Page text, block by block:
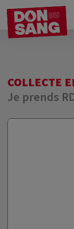
COLLECTE
Je prends